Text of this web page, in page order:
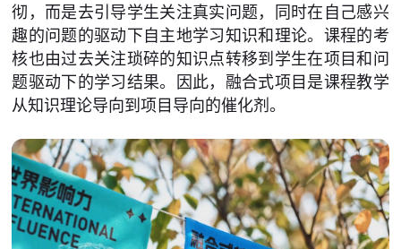
彻，而是去引导学生关注真实问题，同时在自己感兴
趣的问题的驱动下自主地学习知识和理论。课程的考
核也由过去关注琐碎的知识点转移到学生在项目和问
题驱动下的学习结果。因此，融合式项目是课程教学
从知识理论导向到项目导向的催化剂。